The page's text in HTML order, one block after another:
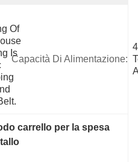
Of
Is
Capacità Di Alimentazione:
carrello per la spesa